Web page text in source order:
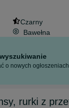
Czarny
Bawełna
o nowych
rurki z